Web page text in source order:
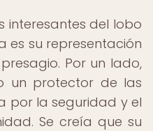
interesantes del lobo
su representación
Por un lado,
un protector de las
por la seguridad y el
Se creía que su